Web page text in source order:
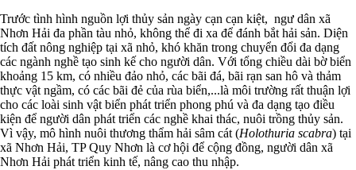
Trước tình hình nguồn lợi thủy sản ngày cạn cạn kiệt, ngư dân xã
Nhơn Hải đa phần tàu nhỏ, không thể đi xa để đánh bắt hải sản. Diện
tích đất nông nghiệp tại xã nhỏ, khó khăn trong chuyển đổi đa dạng
các ngành nghề tạo sinh kế cho người dân. Với tổng chiều dài bờ biển
khoảng 15 km, có nhiều đảo nhỏ, các bãi đá, bãi rạn san hô và thảm
thực vật ngầm, có các bãi đẻ của rùa biển,...là môi trường rất thuận lợi
cho các loài sinh vật biển phát triển phong phú và đa dạng tạo điều
kiện để người dân phát triển các nghề khai thác, nuôi trồng thủy sản.
Vì vậy, mô hình nuôi thương thẩm hải sâm cát (Holothuria scabra) tại
xã Nhơn Hải, TP Quy Nhơn là cơ hội để cộng đồng, người dân xã
Nhơn Hải phát triển kinh tế, nâng cao thu nhập.